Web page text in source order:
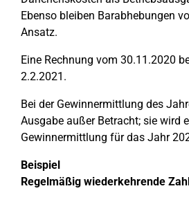
Ebenso bleiben Barabhebungen
Ansatz.
Eine Rechnung vom 30.11.2020
2.2.2021.
Bei der Gewinnermittlung des
Ausgabe außer Betracht; sie wird
Gewinnermittlung für das Jahr
Beispiel
Regelmäßig wiederkehrende